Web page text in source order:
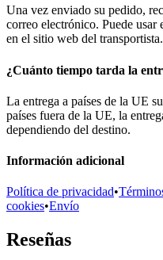
Una vez enviado su pedido,
correo electrónico. Puede usar
en el sitio web del transportista.
¿Cuánto tiempo tarda la
La entrega a países de la UE
países fuera de la UE, la
dependiendo del destino.
Información adicional
Política de privacidad•
cookies•Envío
Reseñas